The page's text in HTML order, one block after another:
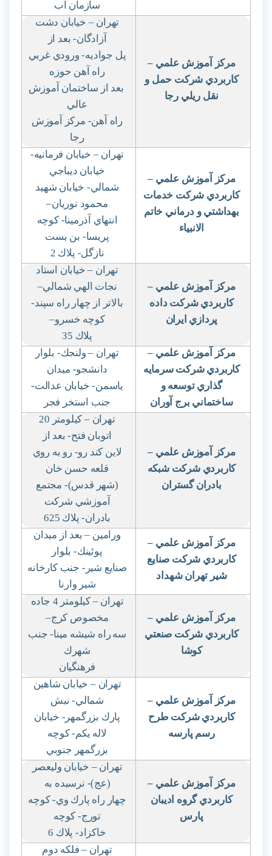
سازمان آب
مركز آموزش علمي –
كاربردي شركت حمل و
نقل ريلي رجا
تهران – خيابان دشت
آزادگان- بعد از
پل جواديه- ورودي غربي
راه آهن حوزه
بعد از ساختمان آموزش
عالي
راه آهن- مركز آموزش
رجا
مركز آموزش علمي –
كاربردي شركت خدمات
بهداشتي و درماني خاتم
الانبياء
تهران – خيابان فرمانيه-
خيابان ديباجي
شمالي- خيابان شهيد
محمود نوريان–
انتهاي آذرمينا- كوچه
پريسا- بن بست
نازگل- پلاك 2
مركز آموزش علمي –
كاربردي شركت داده
پردازي ايران
تهران – خيابان استاد
نجات الهي شمالي–
بالاتر از چهار راه سپند-
كوچه خسرو–
پلاك 35
مركز آموزش علمي –
كاربردي شركت سرمايه
گذاري توسعه و
ساختماني برج آوران
تهران – ولنجك- بلوار
دانشجو- ميدان
ياسمن- خيابان عدالت-
جنب استخر فجر
مركز آموزش علمي –
كاربردي شركت شبكه
بادران گستران
تهران – كيلومتر 20
اتوبان فتح- بعد از
لاين كند رو- رو به روي
قلعه حسن خان
(شهر قدس)- مجتمع
آموزشي شركت
بادران- پلاك 625
مركز آموزش علمي –
كاربردي شركت صنايع
شير تهران شهداد
ورامين – بعد از ميدان
پوئينك- بلوار
صنايع شير- جنب كارخانه
شير وارنا
مركز آموزش علمي –
كاربردي شركت صنعتي
كوشا
تهران – كيلومتر 4 جاده
مخصوص كرج–
سهراه شيشه مينا- جنب
شهرك
فرهنگيان
مركز آموزش علمي –
كاربردي شركت طرح
رسم پارسه
تهران – خيابان شاهين
شمالي- نبش
پارك بزرگمهر- خيابان
لاله يكم- كوچه
بزرگمهر جنوبي
مركز آموزش علمي –
كاربردي گروه اديبان
پارس
تهران – خيابان وليعصر
(عج)- نرسيده به
چهار راه پارك وي- كوچه
تورج- كوچه
خاكزاد- پلاك 6
تهران – فلكه دوم